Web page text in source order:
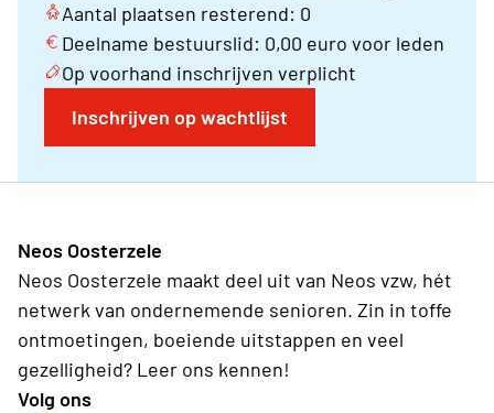
Aantal plaatsen resterend: 0
Deelname bestuurslid: 0,00 euro voor leden
Op voorhand inschrijven verplicht
Inschrijven op wachtlijst
Neos Oosterzele
Neos Oosterzele maakt deel uit van Neos vzw, hét
netwerk van ondernemende senioren. Zin in toffe
ontmoetingen, boeiende uitstappen en veel
gezelligheid? Leer ons kennen!
Volg ons